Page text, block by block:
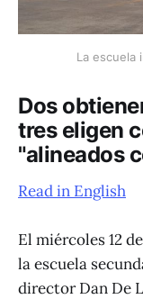
La escuela
Dos
tres eligen
"alineados
Read in English
El miércoles 12
la escuela
director Dan De